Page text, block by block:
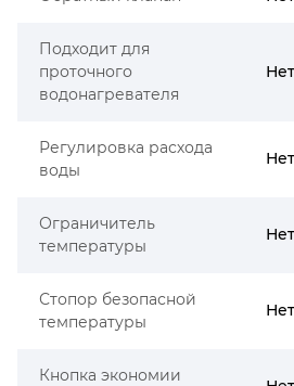
Подходит для
проточного
водонагревателя
Нет
Регулировка расхода
воды
Нет
Ограничитель
температуры
Нет
Стопор безопасной
температуры
Нет
Кнопка экономии